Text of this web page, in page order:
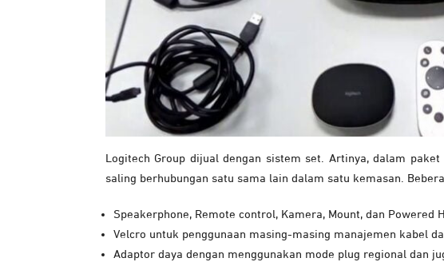
Logitech Group dijual dengan sistem set. Artinya, dalam
saling berhubungan satu sama lain dalam satu kemasan.
Speakerphone, Remote control, Kamera, Mount, dan Powered
Velcro untuk penggunaan masing-masing manajemen kabel
Adaptor daya dengan menggunakan mode plug regional dan